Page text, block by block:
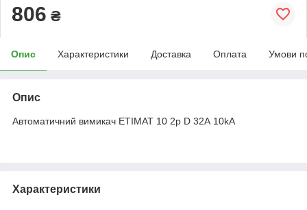
806 ₴
Опис Характеристики Доставка Оплата Умови
Опис
Автоматичний вимикач ETIMAT 10 2p D 32А 10kA
Характеристики